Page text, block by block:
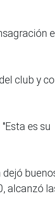
club y
es su
dejó
alcanzó